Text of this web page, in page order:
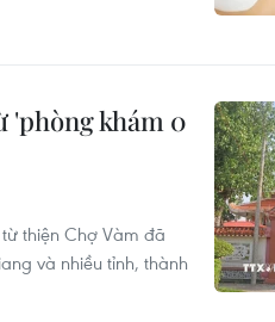
'phòng khám 0
thiện Chợ Vàm đã
và nhiều tỉnh, thành